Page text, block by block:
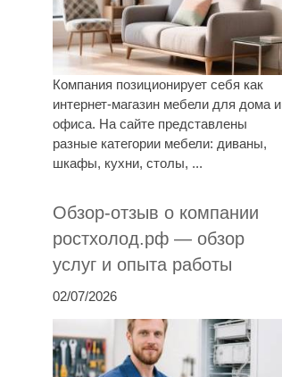
Компания позиционирует себя как
интернет-магазин мебели для дома и
офиса. На сайте представлены
разные категории мебели: диваны,
шкафы, кухни, столы, ...
Обзор-отзыв о компании
ростхолод.рф — обзор
услуг и опыта работы
02/07/2026